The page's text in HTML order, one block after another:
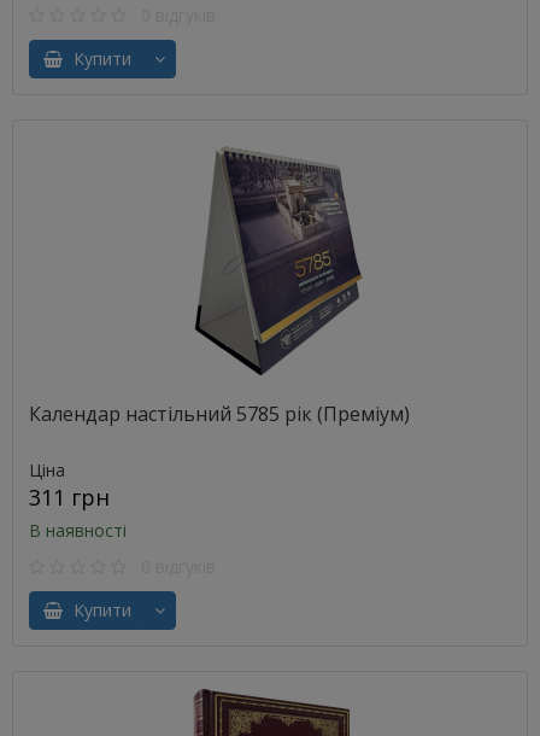
Купити
Календар настільний 5785 рік (Преміум)
Ціна
311 грн
В наявності
Купити